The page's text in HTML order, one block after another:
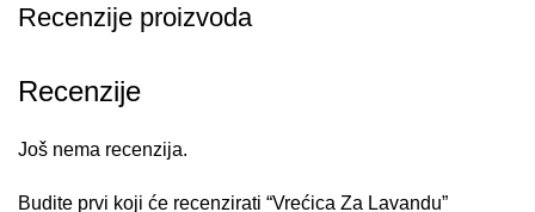
Recenzije proizvoda
Recenzije
Još nema recenzija.
Budite prvi koji će recenzirati “Vrećica Za Lavandu”